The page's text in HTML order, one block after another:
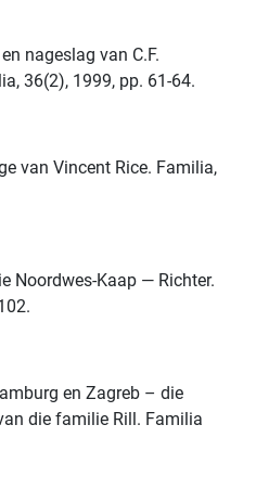
nageslag van C.F.
36(2), 1999, pp. 61-64.
van Vincent Rice. Familia,
Noordwes-Kaap — Richter.
en Zagreb – die
die familie Rill. Familia